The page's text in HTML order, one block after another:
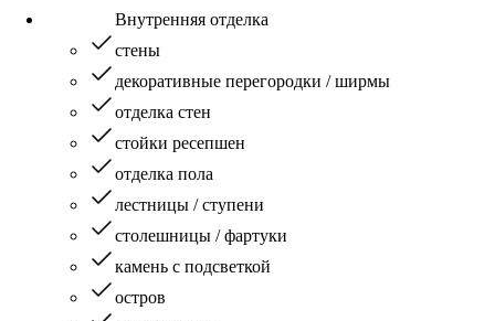
Внутренняя отделка
стены
декоративные перегородки / ширмы
отделка стен
стойки ресепшен
отделка пола
лестницы / ступени
столешницы / фартуки
камень с подсветкой
остров